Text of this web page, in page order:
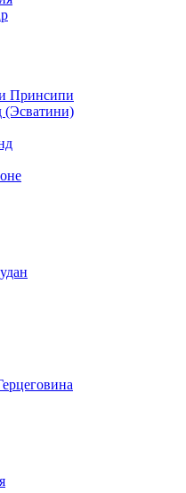
Принсипи
(Эсватини)